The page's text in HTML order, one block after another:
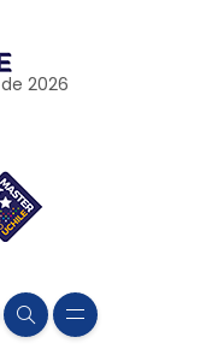
de 2026